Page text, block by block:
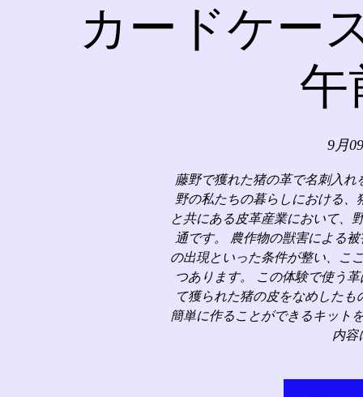
カードケー
午
9月
藤野で獲れた猪の革で名刺入
野の私たちの暮らしにおける
と共にある皮革産業において、
通です。 農作物の獣害による
の出現といった条件が整い、こ
つあります。 この体験で使う
て獲られた猪の皮をなめした
簡単に作ることができるキット
内容